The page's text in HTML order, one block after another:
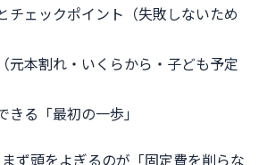
チェックポイント（失敗しないため
元本割れ・いくらから・子ども予定
きる「最初の一歩」
ず頭をよぎるのが「固定費を削らな